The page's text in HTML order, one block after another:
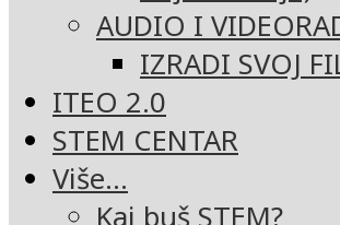
AUDIO I
IZRADI SVOJ
ITEO 2.0
STEM CENTAR
Više…
Kaj buš STEM?